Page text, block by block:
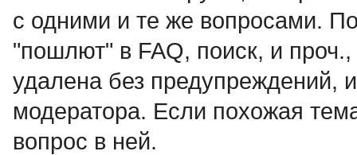
с одними и те же вопросами.
"пошлют" в FAQ, поиск, и
удалена без предупреждений,
модератора. Если похожая
вопрос в ней.